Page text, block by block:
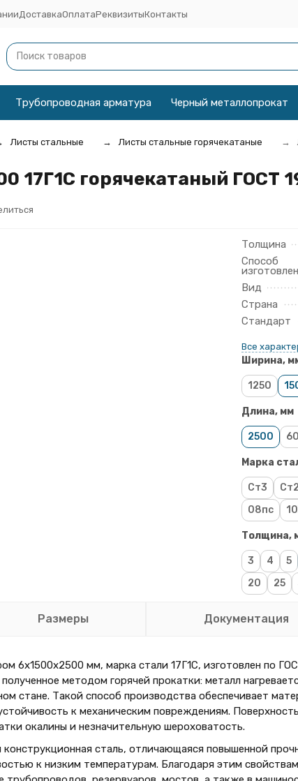
ДоставкаОплатаРеквизитыКонтакты
Трубопроводная арматура Черный металлопрокат
Листы стальные Листы стальные горячекатаные
17Г1С горячекатаный ГОСТ
Толщина
Способ
Вид
Страна
Стандарт
Все
Ширина,
1250
Длина, мм
2500
Марка
Ст3
08пс
Толщина,
3 4 5
20
25
Размеры Документация
6х1500х2500 мм, марка стали 17Г1С, изготовлен по
методом горячей прокатки: металл
стане. Такой способ производства обеспечивает
к механическим повреждениям.
окалины и незначительную шероховатость.
конструкционная сталь, отличающаяся повышенной
к низким температурам. Благодаря этим